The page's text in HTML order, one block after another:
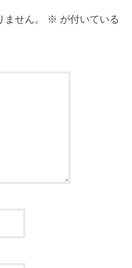
せん。 ※ が付いている